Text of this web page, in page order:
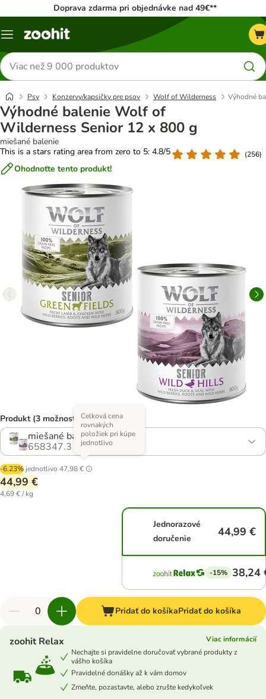
Doprava zdarma pri objednávke nad 49€**
Kategórie
Hľadať
produkty
Psy Konzervy/kapsičky pre psov Wolf of Wilderness Výhodné
Výhodné balenie Wolf of
Wilderness Senior 12 x 800 g
miešané balenie
This is a stars rating area from zero to 5: 4.8/5
(256)
Ohodnoťte tento produkt!
Produkt (3 možností)
miešané balenie
658347.3
-6.23% jednotlivo 47,98 €
Celková cena
rovnakých
položiek pri kúpe
jednotlivo
44,99 €
4,69 € / kg
Jednorazové
doručenie
44,99 €
-15% 38,24
Pridať do košíkaPridať do košíka
zoohit Relax
Viac informácií
Nechajte si pravidelne doručovať vybrané produkty z
vášho košíka
Pravidelné donášky až k vám domov
Zmeňte, pozastavte, alebo zrušte kedykoľvek